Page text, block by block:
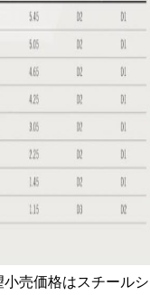
売価格はスチール